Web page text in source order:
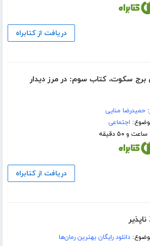
دریافت از کتابراه
سکوت، کتاب سوم: در مرز دیدار
حمیدرضا منایی
اجتماعی
دریافت از کتابراه
دانلود رایگان بهترین رمان‌ها